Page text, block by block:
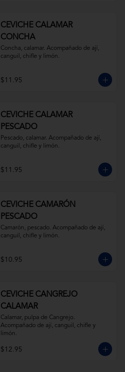
CEVICHE CALAMAR
CONCHA
Concha, calamar. Acompañado de ají,
canguil, chifle y limón.
$11.95
CEVICHE CALAMAR
PESCADO
Pescado, calamar. Acompañado de ají,
canguil, chifle y limón.
$11.95
CEVICHE CAMARÓN
PESCADO
Camarón, pescado. Acompañado de ají,
canguil, chifle y limón.
$10.95
CEVICHE CANGREJO
CALAMAR
Calamar, pulpa de Cangrejo.
Acompañado de ají, canguil, chifle y
limón.
$12.95